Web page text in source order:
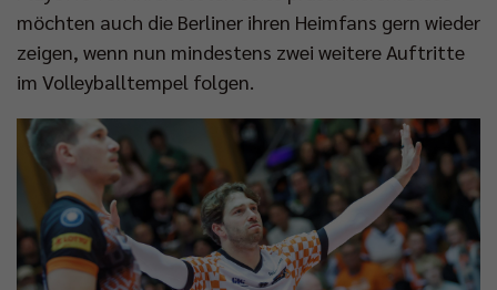
möchten auch die Berliner ihren Heimfans gern wieder
zeigen, wenn nun mindestens zwei weitere Auftritte
im Volleyballtempel folgen.